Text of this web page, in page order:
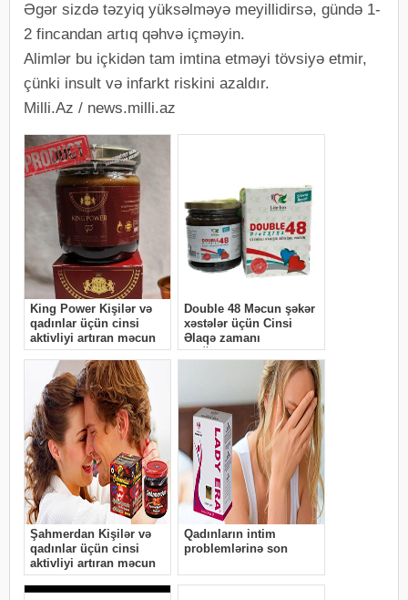
Əgər sizdə təzyiq yüksəlməyə meyillidirsə, gündə 1-
2 fincandan artıq qəhvə içməyin.
Alimlər bu içkidən tam imtina etməyi tövsiyə etmir,
çünki insult və infarkt riskini azaldır.
Milli.Az / news.milli.az